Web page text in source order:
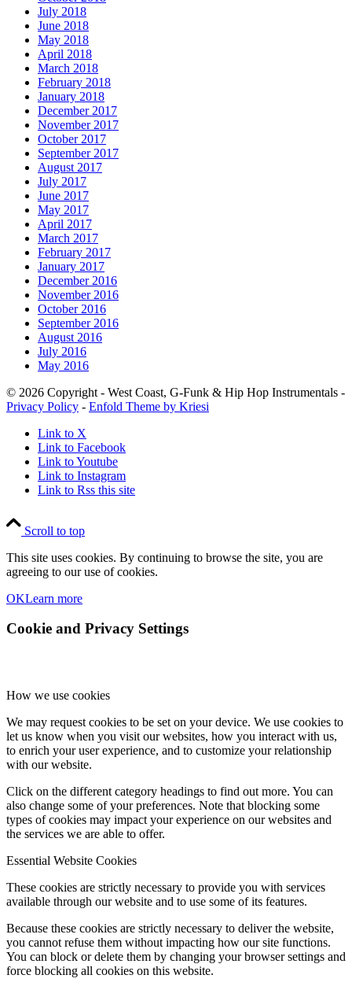
July 2018
June 2018
May 2018
April 2018
March 2018
February 2018
January 2018
December 2017
November 2017
October 2017
September 2017
August 2017
July 2017
June 2017
May 2017
April 2017
March 2017
February 2017
January 2017
December 2016
November 2016
October 2016
September 2016
August 2016
July 2016
May 2016
© 2026 Copyright - West Coast, G-Funk & Hip Hop Instrumentals -
Privacy Policy - Enfold Theme by Kriesi
Link to X
Link to Facebook
Link to Youtube
Link to Instagram
Link to Rss this site
Scroll to top
This site uses cookies. By continuing to browse the site, you are
agreeing to our use of cookies.
OKLearn more
Cookie and Privacy Settings
How we use cookies
We may request cookies to be set on your device. We use cookies to
let us know when you visit our websites, how you interact with us,
to enrich your user experience, and to customize your relationship
with our website.
Click on the different category headings to find out more. You can
also change some of your preferences. Note that blocking some
types of cookies may impact your experience on our websites and
the services we are able to offer.
Essential Website Cookies
These cookies are strictly necessary to provide you with services
available through our website and to use some of its features.
Because these cookies are strictly necessary to deliver the website,
you cannot refuse them without impacting how our site functions.
You can block or delete them by changing your browser settings and
force blocking all cookies on this website.